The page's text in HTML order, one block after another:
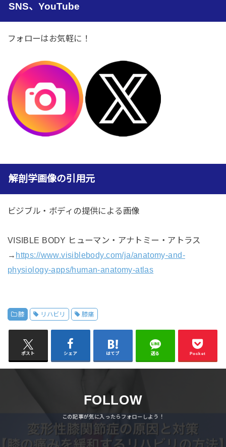
SNS、YouTube
フォローはお気軽に！
解剖学画像の引用元
ビジブル・ボディの提供による画像
VISIBLE BODY ヒューマン・アナトミー・アトラス
→ https://www.visiblebody.com/ja/anatomy-and-
physiology-apps/human-anatomy-atlas
膝 リハビリ 膝痛
ポスト シェア はてブ 送る Pocket
FOLLOW